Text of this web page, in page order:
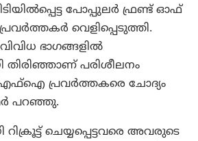
പോപ്പുലർ ഫ്രണ്ട് ഓഫ്
വെളിപ്പെടുത്തി.
ഭാഗങ്ങളിൽ
പരിശീലനം
പ്രവർത്തകരെ ചോദ്യം
പറഞ്ഞു.
ചെയ്യപ്പെട്ടവരെ അവരുടെ